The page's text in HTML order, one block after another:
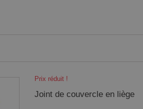
Prix réduit !
Joint de couvercle en liège